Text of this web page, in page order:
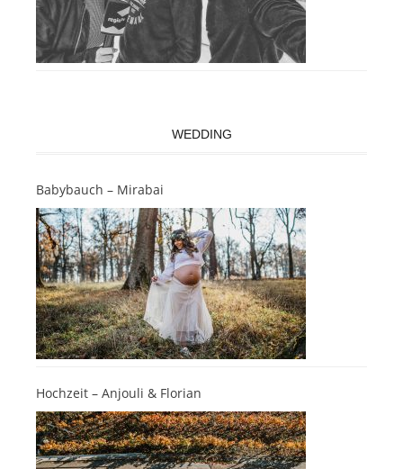
WEDDING
Babybauch – Mirabai
Hochzeit – Anjouli & Florian